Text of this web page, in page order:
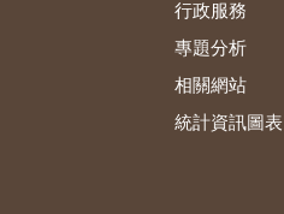
行政服務
專題分析
相關網站
統計資訊圖表